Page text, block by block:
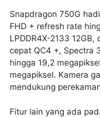
Snapdragon 750G
FHD + refresh rate
LPDDR4X-2133
cepat QC4 +, Spectra
hingga 19,2
megapiksel. Kamera
mendukung
Fitur lain yang ada